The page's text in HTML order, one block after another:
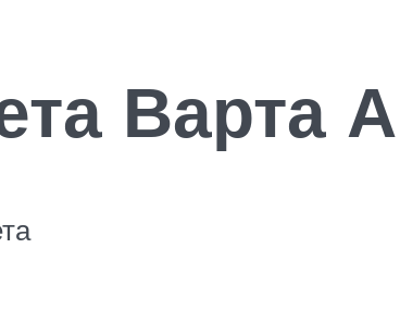
Варта